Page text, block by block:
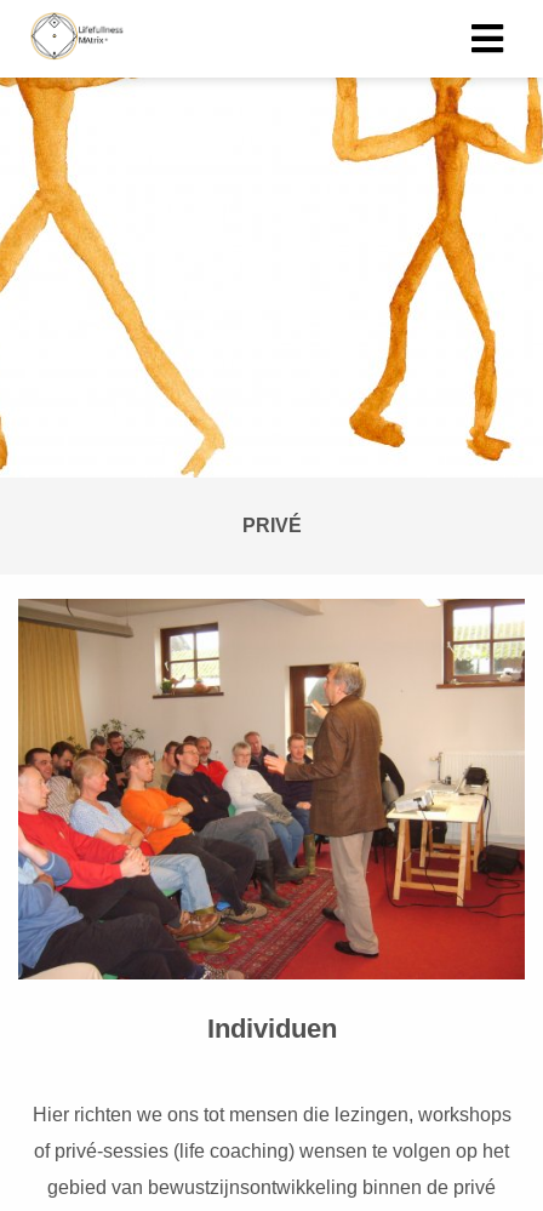
PRIVÉ
Individuen
Hier richten we ons tot mensen die lezingen, workshops
of privé-sessies (life coaching) wensen te volgen op het
gebied van bewustzijnsontwikkeling binnen de privé